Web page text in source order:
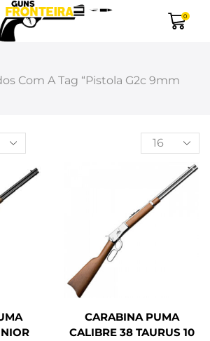
0
Com A Tag “pistola G2c 9mm
CARABINA PUMA
CALIBRE 38 TAURUS 10